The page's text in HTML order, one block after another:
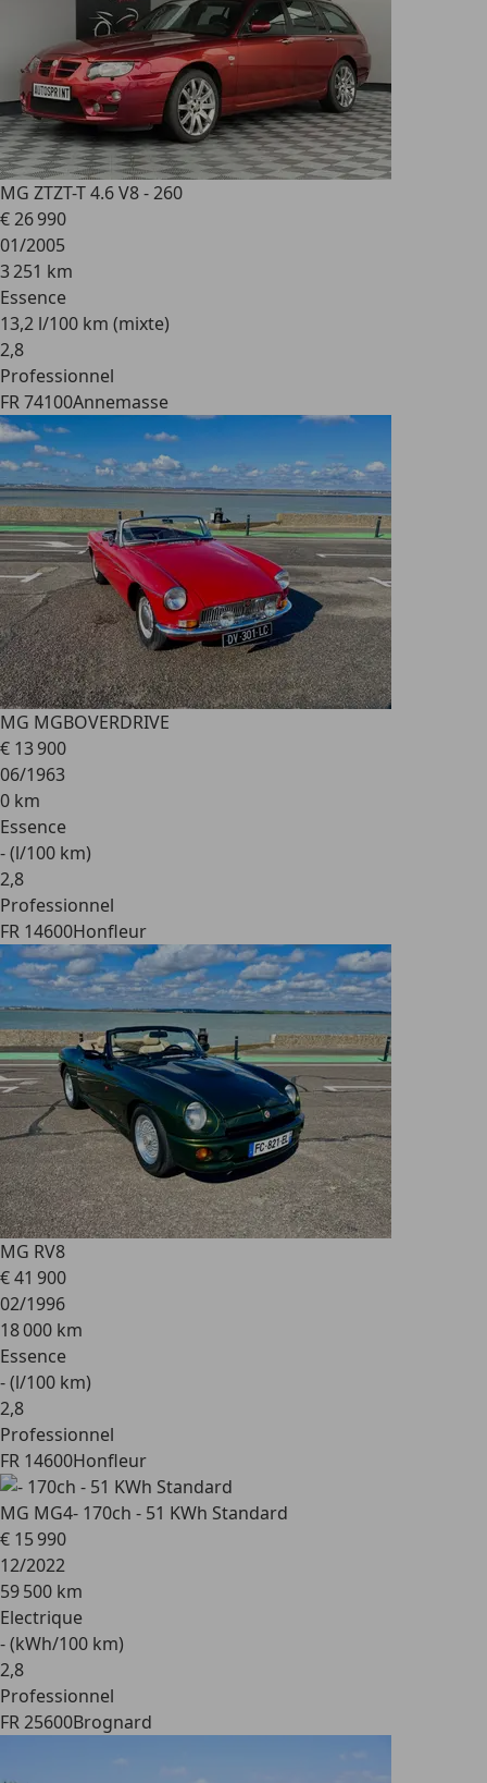
MG ZTZT-T 4.6 V8 - 260
€ 26 990
01/2005
3 251 km
Essence
13,2 l/100 km (mixte)
2,8
Professionnel
FR 74100Annemasse
MG MGBOVERDRIVE
€ 13 900
06/1963
0 km
Essence
- (l/100 km)
2,8
Professionnel
FR 14600Honfleur
MG RV8
€ 41 900
02/1996
18 000 km
Essence
- (l/100 km)
2,8
Professionnel
FR 14600Honfleur
MG MG4- 170ch - 51 KWh Standard
€ 15 990
12/2022
59 500 km
Electrique
- (kWh/100 km)
2,8
Professionnel
FR 25600Brognard